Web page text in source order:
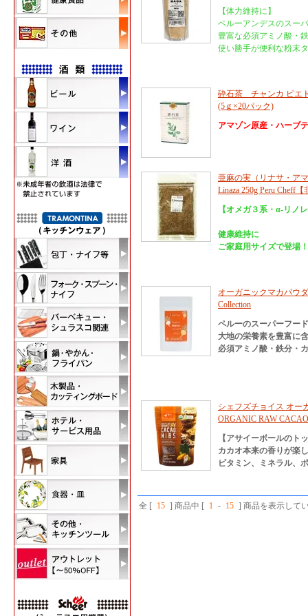
【体力維持に】
ペルーアンデスのスー
豊富な必須アミノ酸・
使い勝手が便利な粉末
砕石茶 チャンカ ピエ
(5ｇ×20パック)
アマゾン原産・ハーブ
亜麻の実（リナサ・ア
Linaza 250g Peru Cheff
【オメガ３系・α-リノ
健康維持に
ご家庭用サイズで登場！
オーガニックマカパウ
Collection
ペルーのスーパーフー
大地の栄養素を豊富に
必須アミノ酸・鉄分・
シェフズチョイス オー
ORGANIC RAW
【アサイーボールのト
カカオ本来の香りが楽
ビタミン、ミネラル、
全 [ 15 ] 商品中 [ 1 - 15 ] 商品を表示して